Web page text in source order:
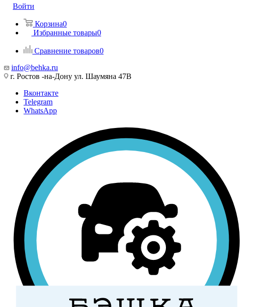
Войти
Корзина0
Избранные товары0
Сравнение товаров0
info@behka.ru
г. Ростов -на-Дону ул. Шаумяна 47В
Вконтакте
Telegram
WhatsApp